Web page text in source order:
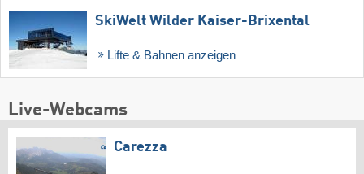
SkiWelt Wilder Kaiser-Brixental
Lifte & Bahnen anzeigen
Live-Webcams
Carezza